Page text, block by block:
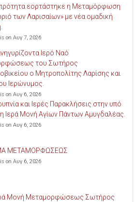
εορτάστηκε η Μεταμόρφωση
των Λαρισαίων» με νέα ομαδική
on Αυγ 7, 2026
Ιερό Ναό
του Σωτήρος
ο Μητροπολίτης Λαρίσης και
Ιερώνυμος.
on Αυγ 6, 2026
και Ιερές Παρακλήσεις στην υπό
Ιερά Μονή Αγίων Πάντων Αμυγδαλέας.
on Αυγ 6, 2026
ΜΕΤΑΜΟΡΦΩΣΕΩΣ
on Αυγ 6, 2026
Μονή Μεταμορφώσεως Σωτήρος